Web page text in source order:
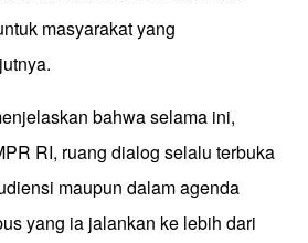
masyarakat yang
bahwa selama ini,
RI, ruang dialog selalu terbuka
maupun dalam agenda
yang ia jalankan ke lebih dari